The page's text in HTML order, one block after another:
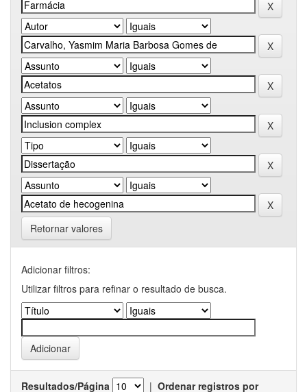
Retornar valores
Adicionar filtros:
Utilizar filtros para refinar o resultado de busca.
Resultados/Página | Ordenar registros por